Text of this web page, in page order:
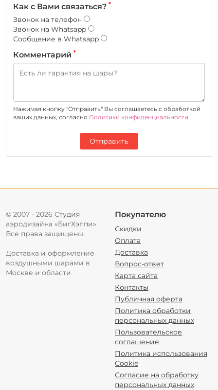
Как с Вами связаться? *
Звонок на телефон
Звонок на Whatsapp
Сообщение в Whatsapp
Комментарий *
Нажимая кнопку "Отправить" Вы соглашаетесь c обработкой
ваших данных, согласно Политики конфиденциальности.
Отправить
© 2007 - 2026 Студия
аэродизайна «БигХэппи».
Все права защищены.
Доставка и оформление
воздушными шарами в
Москве и области
Покупателю
Скидки
Оплата
Доставка
Вопрос-ответ
Карта сайта
Контакты
Публичная оферта
Политика обработки
персональных данных
Пользовательское
соглашение
Политика использования
Cookie
Согласие на обработку
персональных данных